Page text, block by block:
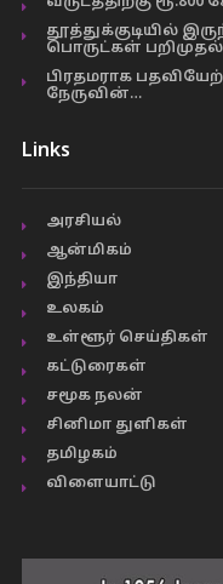
தூத்துக்குடியில்
பொருட்கள்
பிரதமராக
நேருவின்…
Links
அரசியல்
ஆன்மிகம்
இந்தியா
உலகம்
உள்ளூர் செய்திகள்
கட்டுரைகள்
சமூக நலன்
சினிமா துளிகள்
தமிழகம்
விளையாட்டு